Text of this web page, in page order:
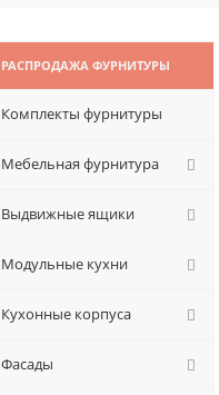
РАСПРОДАЖА ФУРНИТУРЫ
Комплекты фурнитуры
Мебельная фурнитура
Выдвижные ящики
Модульные кухни
Кухонные корпуса
Фасады